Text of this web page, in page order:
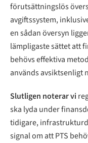
förutsättningslös
avgiftssystem,
en sådan översyn
lämpligaste sättet att
behövs effektiva
används avsiktsenligt
Slutligen noterar vi
ska lyda under
tidigare,
signal om att PTS